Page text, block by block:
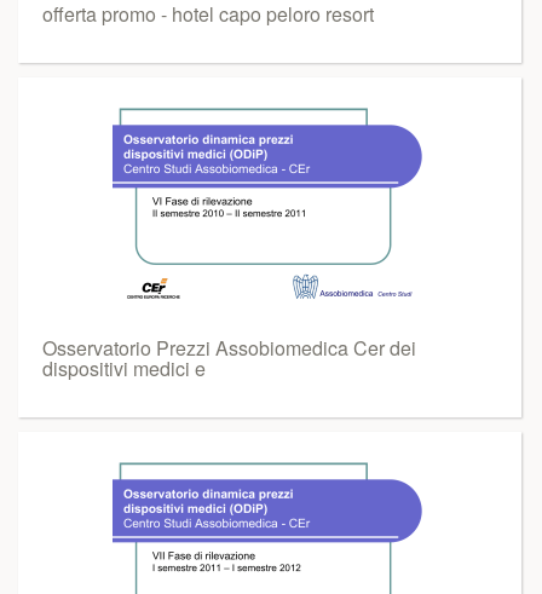
offerta promo - hotel capo peloro resort
Osservatorio Prezzi Assobiomedica Cer dei
dispositivi medici e